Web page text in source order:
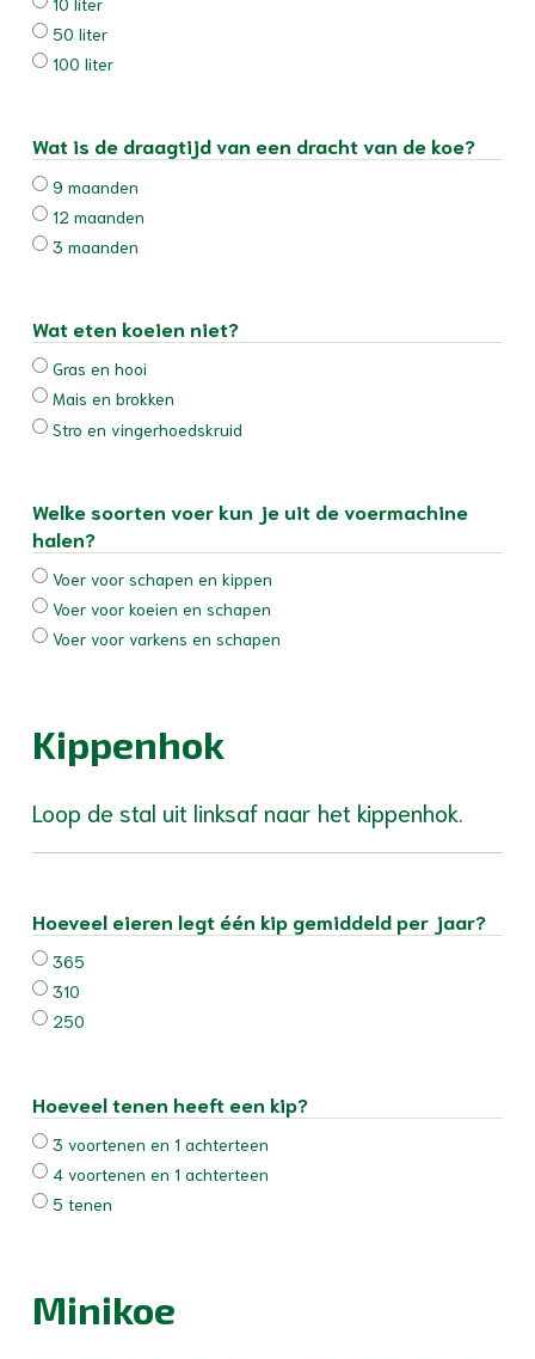
50 liter
100 liter
Wat is de draagtijd van een dracht van de koe?
9 maanden
12 maanden
3 maanden
Wat eten koeien niet?
Gras en hooi
Mais en brokken
Stro en vingerhoedskruid
Welke soorten voer kun je uit de voermachine
halen?
Voer voor schapen en kippen
Voer voor koeien en schapen
Voer voor varkens en schapen
Kippenhok
Loop de stal uit linksaf naar het kippenhok.
Hoeveel eieren legt één kip gemiddeld per jaar?
365
310
250
Hoeveel tenen heeft een kip?
3 voortenen en 1 achterteen
4 voortenen en 1 achterteen
5 tenen
Minikoe